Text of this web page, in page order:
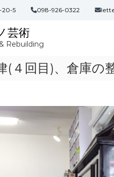
20-5 098-926-0322
芸術
Rebuilding
(４回目)、倉庫の